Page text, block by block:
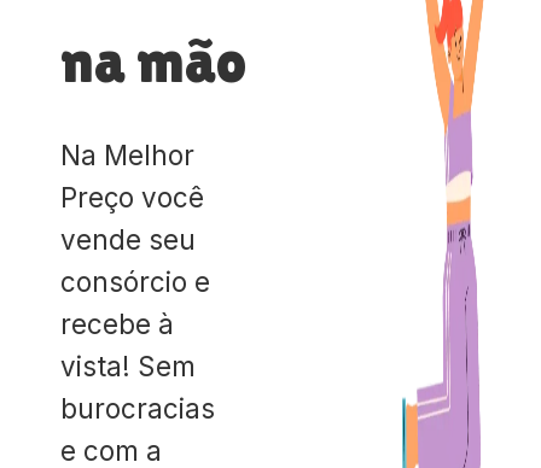
na mão
Na Melhor
Preço você
vende seu
consórcio e
recebe à
vista! Sem
burocracias
e com a